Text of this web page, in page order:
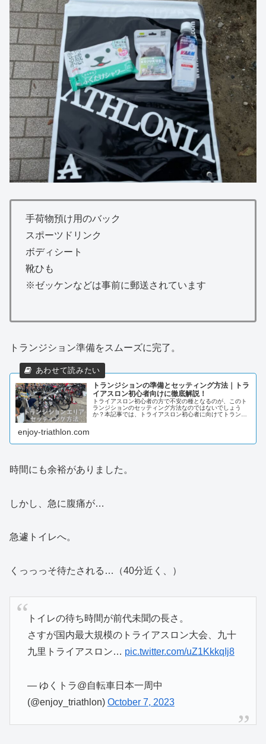
手荷物預け用のバック
スポーツドリンク
ボディシート
靴ひも
※ゼッケンなどは事前に郵送されています
トランジション準備をスムーズに完了。
トランジションの準備とセッティング方法｜トラ
イアスロン初心者向けに徹底解説！
トライアスロン初心者の方で不安の種となるのが、このト
ランジションのセッティング方法なのではないでしょう
か？本記事では、トライアスロン初心者に向けてトランジ
enjoy-triathlon.com
時間にも余裕がありました。
しかし、急に腹痛が…
急遽トイレへ。
くっっっそ待たされる…（40分近く、）
トイレの待ち時間が前代未聞の長さ。
さすが国内最大規模のトライアスロン大会、九十
九里トライアスロン… pic.twitter.com/uZ1KkkqIj8
— ゆくトラ@自転車日本一周中
(@enjoy_triathlon) October 7, 2023